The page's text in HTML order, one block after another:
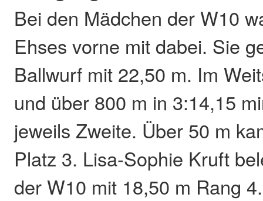
Bei den Mädchen der W10
Ehses vorne mit dabei. Sie
Ballwurf mit 22,50 m. Im
und über 800 m in 3:14,15
jeweils Zweite. Über 50 m
Platz 3. Lisa-Sophie Kruft
der W10 mit 18,50 m Rang 4.